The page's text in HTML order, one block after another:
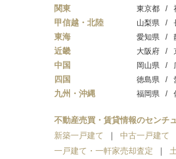
関東 東京都
甲信越・北陸 山梨県
東海 愛知県
近畿 大阪府
中国 岡山県
四国 徳島県
九州・沖縄 福岡県
不動産売買・賃貸情報のセンチ
新築一戸建て
中古一戸建て
一戸建て・一軒家売却査定